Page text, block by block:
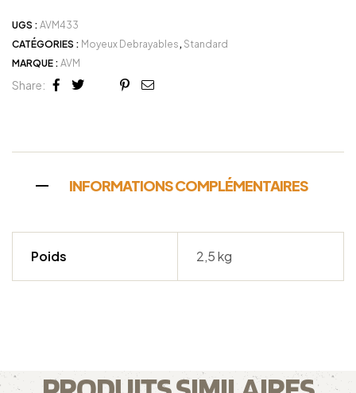
UGS : AVM433
CATÉGORIES : Moyeux Debrayables, Standard
MARQUE : AVM
Share:
FacebookLinkedin
Google+
INFORMATIONS COMPLÉMENTAIRES
Poids 2,5 kg